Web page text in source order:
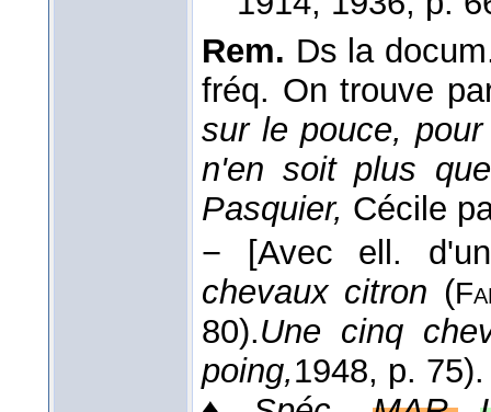
Rem. Ds la
fréq. On trouve
sur le pouce,
n'en soit plus
Pasquier, Cécile
− [Avec ell.
chevaux citron (
80).Une cinq
poing,1948, p. 75).